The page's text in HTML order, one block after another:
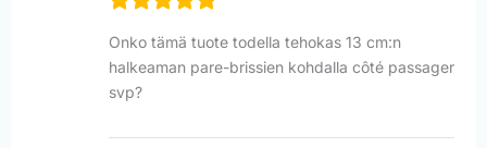
Onko tämä tuote todella tehokas 13 cm:n
halkeaman pare-brissien kohdalla côté passager
svp?